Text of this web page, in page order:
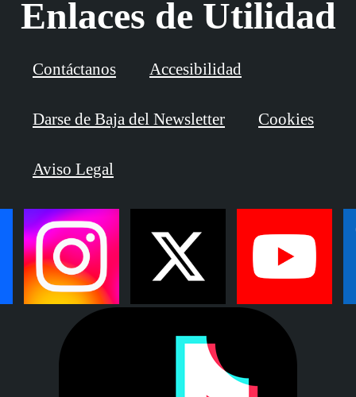
Enlaces de Utilidad
Contáctanos Accesibilidad
Darse de Baja del Newsletter Cookies
Aviso Legal